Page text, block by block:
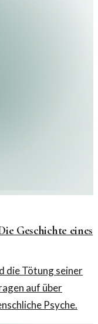
Geschichte eines
die Tötung seiner
auf über
Psyche.